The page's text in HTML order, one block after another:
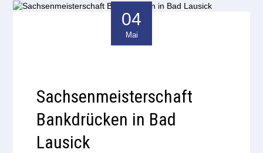
04
Mai
Sachsenmeisterschaft
Bankdrücken in Bad
Lausick